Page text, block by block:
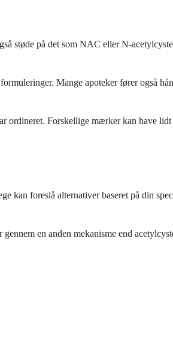
støde på det som NAC eller N-
Mange apoteker fører også
Forskellige mærker kan have
foreslå alternativer baseret på din
en anden mekanisme end